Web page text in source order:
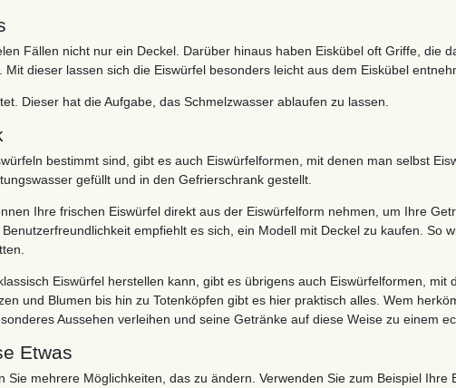
Fällen nicht nur ein Deckel. Darüber hinaus haben Eiskübel oft Griffe, die
dieser lassen sich die Eiswürfel besonders leicht aus dem Eiskübel
Dieser hat die Aufgabe, das Schmelzwasser ablaufen zu lassen.
bestimmt sind, gibt es auch Eiswürfelformen, mit denen man selbst
gefüllt und in den Gefrierschrank gestellt.
Ihre frischen Eiswürfel direkt aus der Eiswürfelform nehmen, um Ihre
empfiehlt es sich, ein Modell mit Deckel zu kaufen. So
Eiswürfel herstellen kann, gibt es übrigens auch Eiswürfelformen, mit
und Blumen bis hin zu Totenköpfen gibt es hier praktisch alles. Wem
Aussehen verleihen und seine Getränke auf diese Weise zu einem
Etwas
mehrere Möglichkeiten, das zu ändern. Verwenden Sie zum Beispiel Ihre